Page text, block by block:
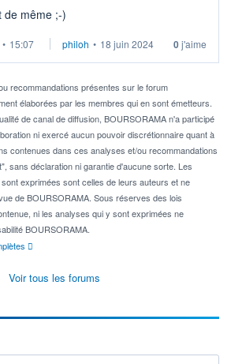
de même ;-)
• 15:07 philoh • 18 juin 2024 0j'aime
recommandations présentes sur le forum
élaborées par les membres qui en sont émetteurs.
de canal de diffusion, BOURSORAMA n'a participé
ni exercé aucun pouvoir discrétionnaire quant à
contenues dans ces analyses et/ou recommandations
sans déclaration ni garantie d'aucune sorte. Les
exprimées sont celles de leurs auteurs et ne
de BOURSORAMA. Sous réserves des lois
ni les analyses qui y sont exprimées ne
BOURSORAMA.
Voir tous les forums